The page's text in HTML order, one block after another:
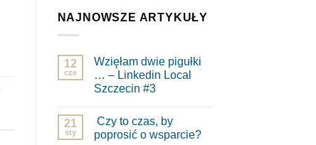
NAJNOWSZE ARTYKUŁY
12
cze
Wzięłam dwie pigułki
… – Linkedin Local
Szczecin #3
do
Wzięłam
dwie
21
sty
Czy to czas, by
poprosić o wsparcie?